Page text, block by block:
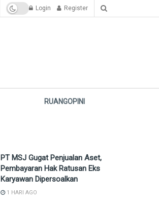
Login Register
RUANGOPINI
PT MSJ Gugat Penjualan Aset,
Pembayaran Hak Ratusan Eks
Karyawan Dipersoalkan
1 HARI AGO